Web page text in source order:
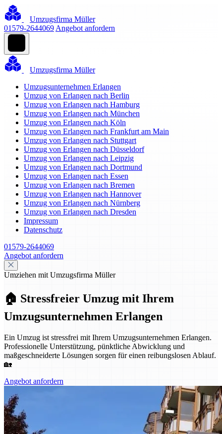
Umzugsfirma Müller
01579-2644069 Angebot anfordern
Umzugsfirma Müller
Umzugsunternehmen Erlangen
Umzug von Erlangen nach Berlin
Umzug von Erlangen nach Hamburg
Umzug von Erlangen nach München
Umzug von Erlangen nach Köln
Umzug von Erlangen nach Frankfurt am Main
Umzug von Erlangen nach Stuttgart
Umzug von Erlangen nach Düsseldorf
Umzug von Erlangen nach Leipzig
Umzug von Erlangen nach Dortmund
Umzug von Erlangen nach Essen
Umzug von Erlangen nach Bremen
Umzug von Erlangen nach Hannover
Umzug von Erlangen nach Nürnberg
Umzug von Erlangen nach Dresden
Impressum
Datenschutz
01579-2644069
Angebot anfordern
Umziehen mit Umzugsfirma Müller
🏠 Stressfreier Umzug mit Ihrem
Umzugsunternehmen Erlangen
Ein Umzug ist stressfrei mit Ihrem Umzugsunternehmen Erlangen.
Professionelle Unterstützung, pünktliche Abwicklung und
maßgeschneiderte Lösungen sorgen für einen reibungslosen Ablauf.
🏡
Angebot anfordern